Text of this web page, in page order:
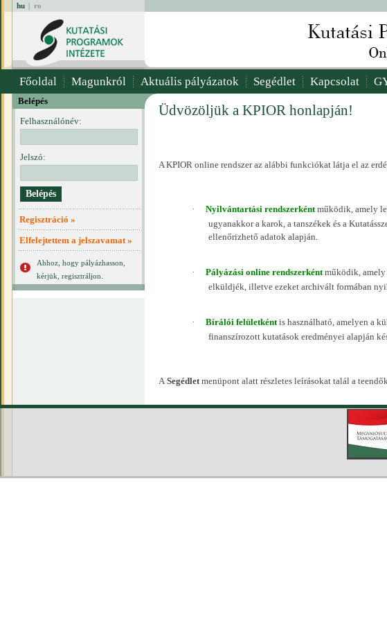
hu | ro
Főoldal Magunkról Aktuális pályázatok Segédlet Kapcsolat
Belépés
Felhasználónév:
Jelszó:
Regisztráció »
Elfelejtettem a jelszavamat »
Ahhoz, hogy pályázhasson,
kérjük, regisztráljon.
Üdvözöljük a KPIOR honlapján!
A KPIOR online rendszer az alábbi funkciókat látja el az
· Nyilvántartási rendszerkéntműködik, amely
ugyanakkor a karok, a tanszékek és a
ellenőrizhető adatok alapján.
· Pályázási online rendszerkéntműködik, amely
elküldjék, illetve ezeket archivált formában
· Bírálói felületkéntis használható, amelyen a
finanszírozott kutatások eredményei alapján
A Segédletmenüpont alatt részletes leírásokat talál a